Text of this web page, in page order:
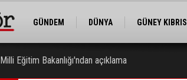
GÜNDEM DÜNYA GÜNEY KIBRIS
Milli Eğitim Bakanlığı'ndan açıklama